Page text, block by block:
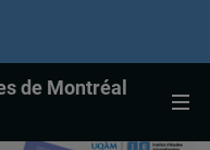
de Montréal